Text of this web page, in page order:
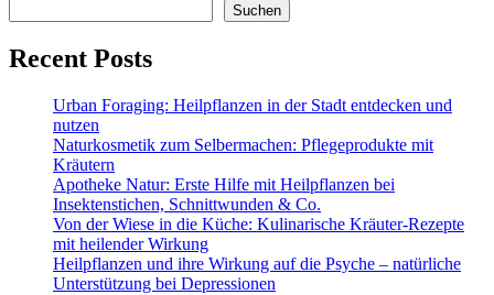
Suchen
Recent Posts
Urban Foraging: Heilpflanzen in der Stadt entdecken und
nutzen
Naturkosmetik zum Selbermachen: Pflegeprodukte mit
Kräutern
Apotheke Natur: Erste Hilfe mit Heilpflanzen bei
Insektenstichen, Schnittwunden & Co.
Von der Wiese in die Küche: Kulinarische Kräuter-Rezepte
mit heilender Wirkung
Heilpflanzen und ihre Wirkung auf die Psyche – natürliche
Unterstützung bei Depressionen